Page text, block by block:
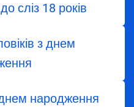
сліз 18 років
з днем
народження